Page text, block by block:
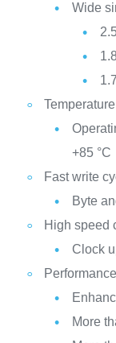
Wide
Temperature
+85 °C
Fast write
Byte
High speed
Clock
Performance
More